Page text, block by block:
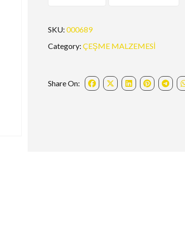
SKU:000689
Category:ÇEŞME MALZEMESİ
Share On: